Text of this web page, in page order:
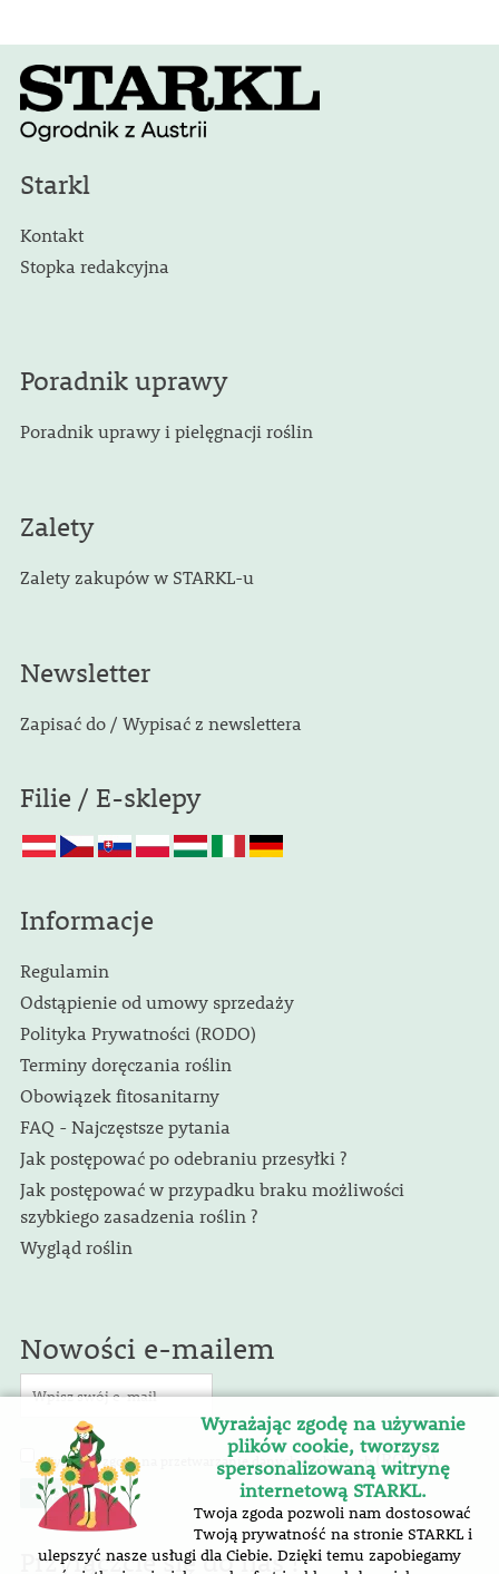
Starkl
Kontakt
Stopka redakcyjna
Poradnik uprawy
Poradnik uprawy i pielęgnacji roślin
Zalety
Zalety zakupów w STARKL-u
Newsletter
Zapisać do / Wypisać z newslettera
Filie / E-sklepy
Informacje
Regulamin
Odstąpienie od umowy sprzedaży
Polityka Prywatności (RODO)
Terminy doręczania roślin
Obowiązek fitosanitarny
FAQ - Najczęstsze pytania
Jak postępować po odebraniu przesyłki ?
Jak postępować w przypadku braku możliwości
szybkiego zasadzenia roślin ?
Wygląd roślin
Nowości e-mailem
Wyrażam zgodę na przetwarzanie danych osobowych (RODO)
Przyłączcie się do nas !
Wyrażając zgodę na używanie
plików cookie, tworzysz
spersonalizowaną witrynę
internetową STARKL.
Twoja zgoda pozwoli nam dostosować
Twoją prywatność na stronie STARKL i
ulepszyć nasze usługi dla Ciebie. Dzięki temu zapobiegamy